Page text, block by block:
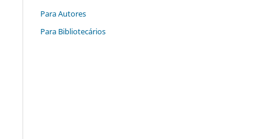
Para Autores
Para Bibliotecários